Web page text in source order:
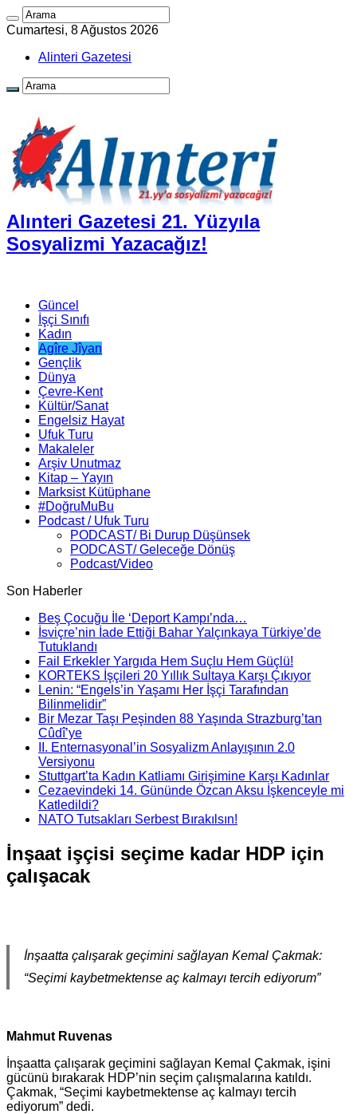
Cumartesi, 8 Ağustos 2026
Alinteri Gazetesi
Alınteri Gazetesi 21. Yüzyıla
Sosyalizmi Yazacağız!
Güncel
İşçi Sınıfı
Kadın
Agîre Jîyan
Gençlik
Dünya
Çevre-Kent
Kültür/Sanat
Engelsiz Hayat
Ufuk Turu
Makaleler
Arşiv Unutmaz
Kitap – Yayın
Marksist Kütüphane
#DoğruMuBu
Podcast / Ufuk Turu
PODCAST/ Bi Durup Düşünsek
PODCAST/ Geleceğe Dönüş
Podcast/Video
Son Haberler
Beş Çocuğu İle ‘Deport Kampı’nda…
İsviçre’nin İade Ettiği Bahar Yalçınkaya Türkiye’de
Tutuklandı
Fail Erkekler Yargıda Hem Suçlu Hem Güçlü!
KORTEKS İşçileri 20 Yıllık Sultaya Karşı Çıkıyor
Lenin: “Engels’in Yaşamı Her İşçi Tarafından
Bilinmelidir”
Bir Mezar Taşı Peşinden 88 Yaşında Strazburg’tan
Cûdî’ye
II. Enternasyonal’in Sosyalizm Anlayışının 2.0
Versiyonu
Stuttgart’ta Kadın Katliamı Girişimine Karşı Kadınlar
Cezaevindeki 14. Gününde Özcan Aksu İşkenceyle mi
Katledildi?
NATO Tutsakları Serbest Bırakılsın!
İnşaat işçisi seçime kadar HDP için
çalışacak
İnşaatta çalışarak geçimini sağlayan Kemal Çakmak:
“Seçimi kaybetmektense aç kalmayı tercih ediyorum”
Mahmut Ruvenas
İnşaatta çalışarak geçimini sağlayan Kemal Çakmak, işini
gücünü bırakarak HDP’nin seçim çalışmalarına katıldı.
Çakmak, “Seçimi kaybetmektense aç kalmayı tercih
ediyorum” dedi.